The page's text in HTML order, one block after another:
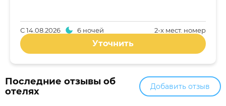
2-x мест. номер
С14.08.2026 6 ночей
Уточнить
Последние отзывы об
отелях
Добавить отзыв